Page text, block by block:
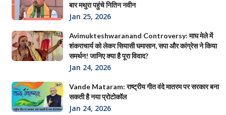
बार मथुरा पहुंचे नितिन नवीन
Jan 25, 2026
Avimukteshwaranand Controversy: माघ मेले में
शंकराचार्य को लेकर सियासी घमासान, सपा और कांग्रेस ने किया
समर्थन! जानिए क्या है पूरा विवाद?
Jan 24, 2026
Vande Mataram: राष्ट्रीय गीत वंदे मातरम पर सरकार बना
सकती है नया प्रोटोकॉल
Jan 24, 2026